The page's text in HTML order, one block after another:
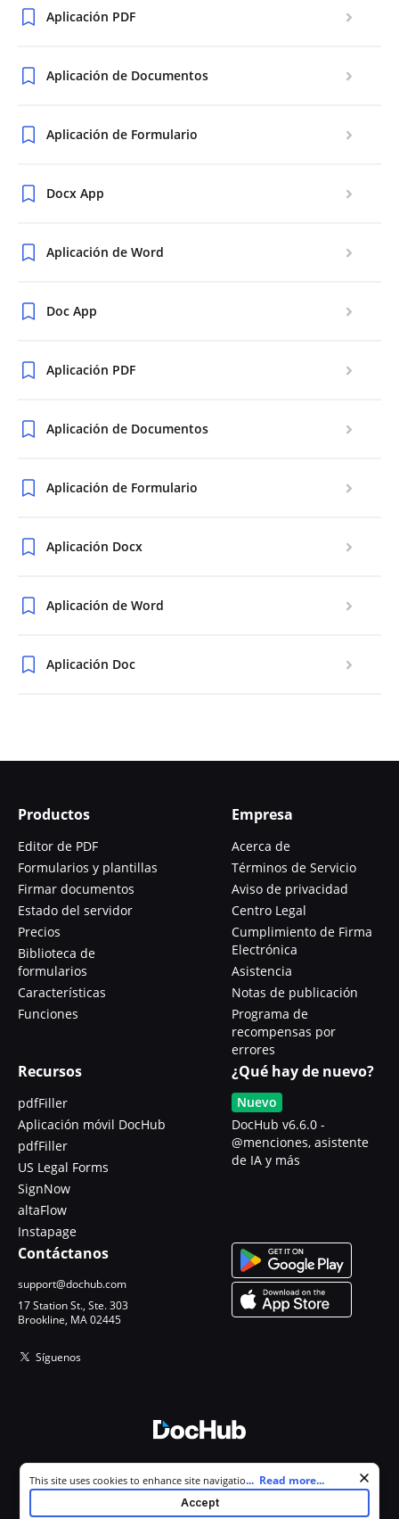
Aplicación PDF
Aplicación de Documentos
Aplicación de Formulario
Docx App
Aplicación de Word
Doc App
Aplicación PDF
Aplicación de Documentos
Aplicación de Formulario
Aplicación Docx
Aplicación de Word
Aplicación Doc
Productos
Editor de PDF
Formularios y plantillas
Firmar documentos
Estado del servidor
Precios
Biblioteca de
formularios
Características
Funciones
Empresa
Acerca de
Términos de Servicio
Aviso de privacidad
Centro Legal
Cumplimiento de Firma
Electrónica
Asistencia
Notas de publicación
Programa de
recompensas por
errores
Recursos
pdfFiller
Aplicación móvil DocHub
pdfFiller
US Legal Forms
SignNow
altaFlow
Instapage
¿Qué hay de nuevo?
Nuevo
DocHub v6.6.0 -
@menciones, asistente
de IA y más
Contáctanos
support@dochub.com
17 Station St., Ste. 303
Brookline, MA 02445
Síguenos
Todos los derechos reservados.
Cookie consent notice
This site uses cookies to enhance site navigation and personalize
your experience. By using this site you agree to our use of cookies as
described in our
. You can modify your selections by
... Read more...
Accept